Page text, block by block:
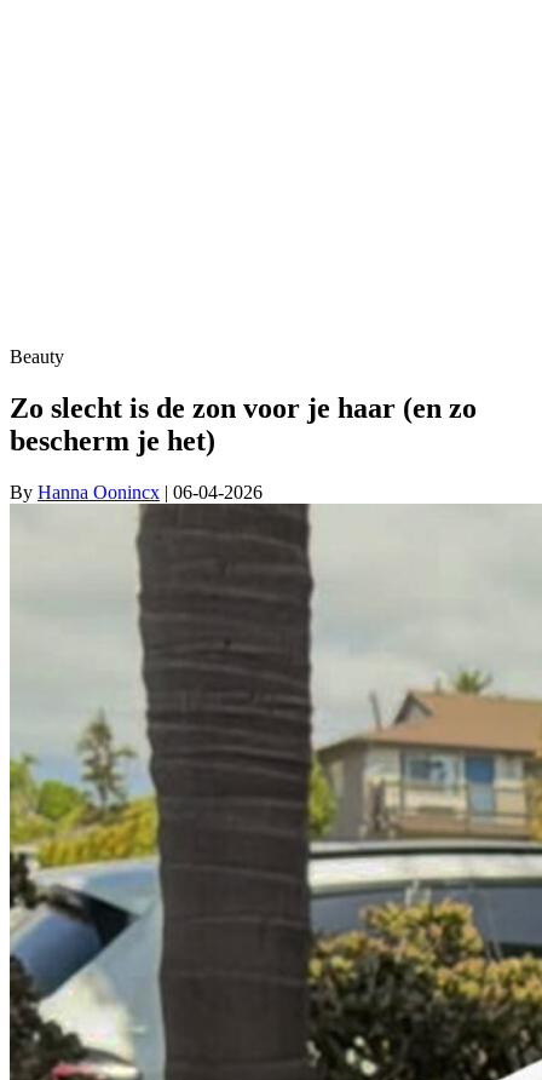
Beauty
Zo slecht is de zon voor je haar (en zo
bescherm je het)
By Hanna Oonincx | 06-04-2026